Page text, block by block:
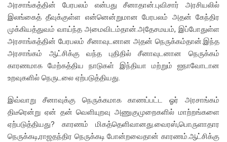
அரசாங்கத்தின் பேரபலம் என்பது சீனாதான்.புவிசார் அரசியலில்
இலங்கைத் தீவுக்குள்ள என்னென்றுமான பேரபலம் அதன் கேந்திர
முக்கியத்துவம் வாய்ந்த அமைவிடம்தான்.அதேசமயம், இப்போதுள்ள
அரசாங்கத்தின் பேரபலம் சீனாவுடனான அதன் நெருக்கம்தான்.இந்த
அரசாங்கம் ஆட்சிக்கு வந்த புதிதில் சீனாவுடனான நெருக்கம்
காரணமாக மேற்கத்திய நாடுகள் இந்தியா மற்றும் ஐநாவோடான
உறவுகளில் நெருடலை ஏற்படுத்தியது.
இவ்வாறு சீனாவுக்கு நெருக்கமாக காணப்பட்ட ஓர் அரசாங்கம்
திடீரென்று ஏன் தன் வெளியுறவு அணுகுமுறைகளில் மாற்றங்களை
ஏற்படுத்தியது? காரணம் மிகத்தெளிவானது.வைரஸ்,பொருளாதார
நெருக்கடி,ராஜதந்திர நெருக்கடி போன்றவைதான் காரணம்.ஆட்சிக்கு